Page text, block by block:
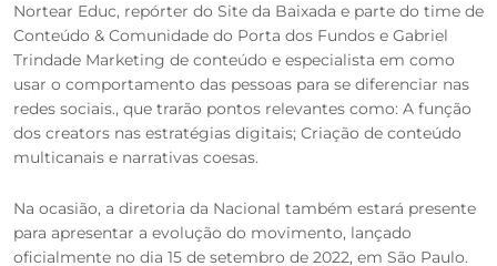
Nortear Educ, repórter do Site da Baixada e parte do time de
Conteúdo & Comunidade do Porta dos Fundos e Gabriel
Trindade Marketing de conteúdo e especialista em como
usar o comportamento das pessoas para se diferenciar nas
redes sociais., que trarão pontos relevantes como: A função
dos creators nas estratégias digitais; Criação de conteúdo
multicanais e narrativas coesas.
Na ocasião, a diretoria da Nacional também estará presente
para apresentar a evolução do movimento, lançado
oficialmente no dia 15 de setembro de 2022, em São Paulo.